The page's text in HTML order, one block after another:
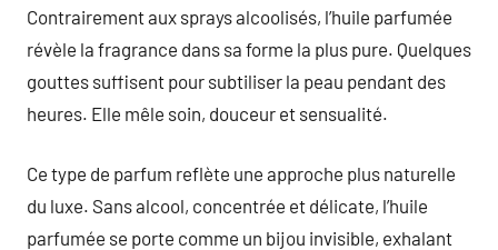
Contrairement aux sprays alcoolisés, l’huile parfumée
révèle la fragrance dans sa forme la plus pure. Quelques
gouttes suffisent pour subtiliser la peau pendant des
heures. Elle mêle soin, douceur et sensualité.
Ce type de parfum reflète une approche plus naturelle
du luxe. Sans alcool, concentrée et délicate, l’huile
parfumée se porte comme un bijou invisible, exhalant